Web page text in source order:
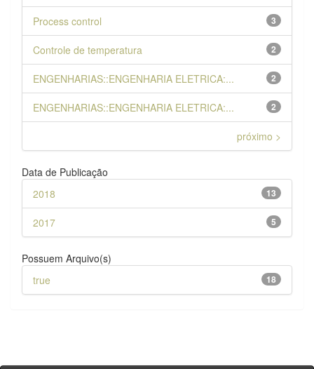
3
Process control
2
Controle de temperatura
2
ENGENHARIAS::ENGENHARIA ELETRICA:...
2
ENGENHARIAS::ENGENHARIA ELETRICA:...
próximo >
Data de Publicação
13
2018
5
2017
Possuem Arquivo(s)
18
true